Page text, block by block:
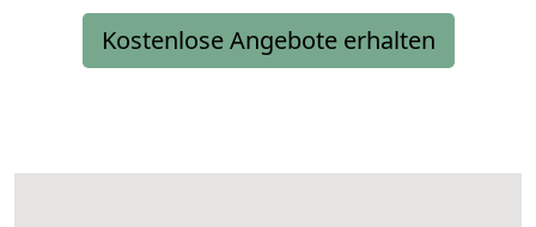
Kostenlose Angebote erhalten